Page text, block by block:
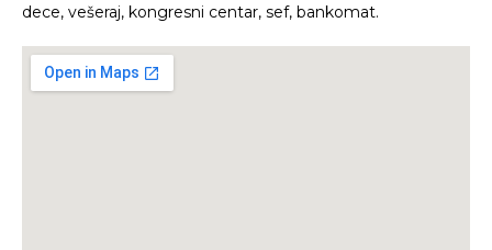
dece, vešeraj, kongresni centar, sef, bankomat.